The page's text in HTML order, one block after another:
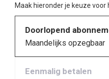
Maak hieronder je keuze
Doorlopend
Maandelijks opzegbaar
Eenmalig betalen